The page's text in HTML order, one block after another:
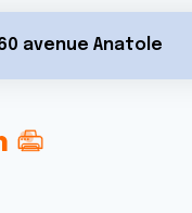
60 avenue Anatole